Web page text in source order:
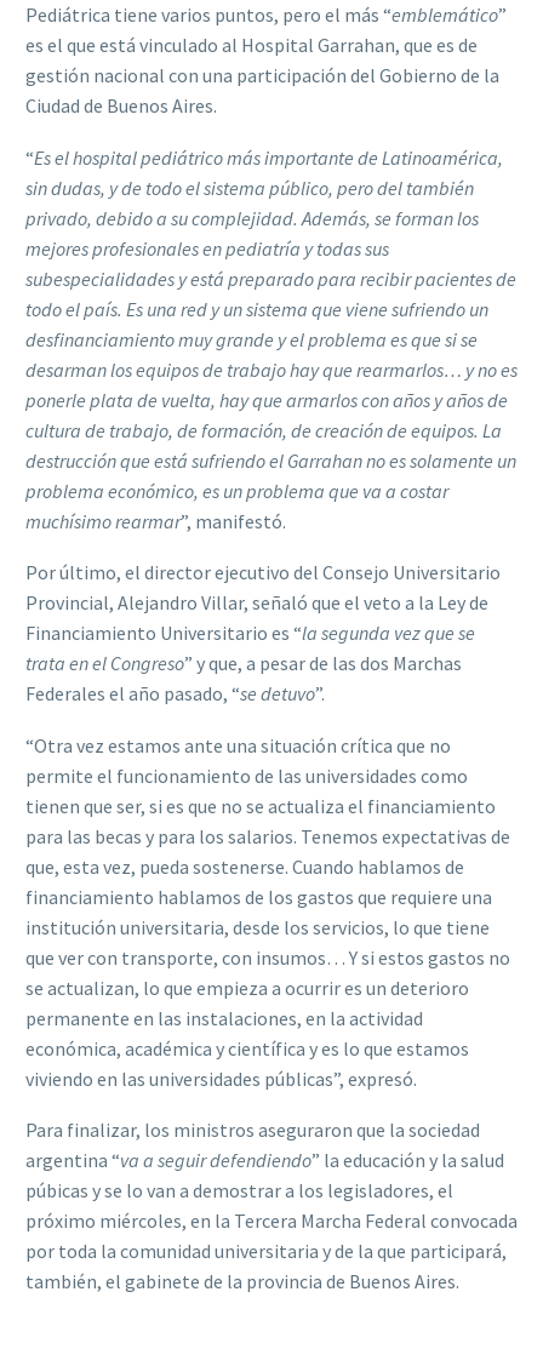
Pediátrica tiene varios puntos, pero el más “emblemático”
es el que está vinculado al Hospital Garrahan, que es de
gestión nacional con una participación del Gobierno de la
Ciudad de Buenos Aires.
“Es el hospital pediátrico más importante de Latinoamérica,
sin dudas, y de todo el sistema público, pero del también
privado, debido a su complejidad. Además, se forman los
mejores profesionales en pediatría y todas sus
subespecialidades y está preparado para recibir pacientes de
todo el país. Es una red y un sistema que viene sufriendo un
desfinanciamiento muy grande y el problema es que si se
desarman los equipos de trabajo hay que rearmarlos… y no es
ponerle plata de vuelta, hay que armarlos con años y años de
cultura de trabajo, de formación, de creación de equipos. La
destrucción que está sufriendo el Garrahan no es solamente un
problema económico, es un problema que va a costar
muchísimo rearmar”, manifestó.
Por último, el director ejecutivo del Consejo Universitario
Provincial, Alejandro Villar, señaló que el veto a la Ley de
Financiamiento Universitario es “la segunda vez que se
trata en el Congreso” y que, a pesar de las dos Marchas
Federales el año pasado, “se detuvo”.
“Otra vez estamos ante una situación crítica que no
permite el funcionamiento de las universidades como
tienen que ser, si es que no se actualiza el financiamiento
para las becas y para los salarios. Tenemos expectativas de
que, esta vez, pueda sostenerse. Cuando hablamos de
financiamiento hablamos de los gastos que requiere una
institución universitaria, desde los servicios, lo que tiene
que ver con transporte, con insumos… Y si estos gastos no
se actualizan, lo que empieza a ocurrir es un deterioro
permanente en las instalaciones, en la actividad
económica, académica y científica y es lo que estamos
viviendo en las universidades públicas”, expresó.
Para finalizar, los ministros aseguraron que la sociedad
argentina “va a seguir defendiendo” la educación y la salud
púbicas y se lo van a demostrar a los legisladores, el
próximo miércoles, en la Tercera Marcha Federal convocada
por toda la comunidad universitaria y de la que participará,
también, el gabinete de la provincia de Buenos Aires.